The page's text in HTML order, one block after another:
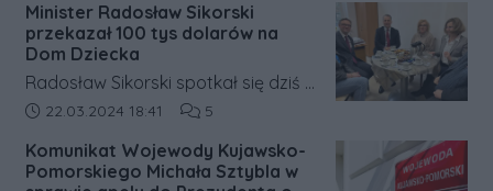
lokalizacja na północy kraju będzie
znajdować się w bydgoskim
centrum handlowym Zielone
Arkady. Otwarcie zaplanowano na
Minister Radosław Sikorski
przekazał 100 tys dolarów na
Dom Dziecka
Radosław Sikorski spotkał się dziś z
dziećmi oraz kadrą Bydgoskiego
Wychowawczego dla dzieci przy ul.
Data dodania artykułu:
22.03.2024 18:41 Liczba komentarzy artykułu:
5
Komunikat Wojewody Kujawsko-
Pomorskiego Michała Sztybla w